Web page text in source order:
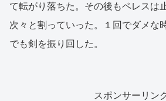
て転がり落ちた。その後もペレスは
次々と割っていった。１回でダメな
でも剣を振り回した。
スポンサーリン